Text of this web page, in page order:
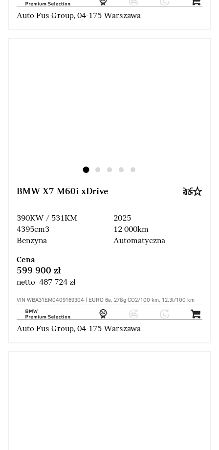
Auto Fus Group, 04-175 Warszawa
BMW X7 M60i xDrive
390KW / 531KM
4395cm3
Benzyna
2025
12 000km
Automatyczna
Cena
599 900 zł
netto 487 724 zł
VIN WBA31EM0409169304 | EURO 6e, 278g CO2/100 km, 12.3l/100 km
Auto Fus Group, 04-175 Warszawa